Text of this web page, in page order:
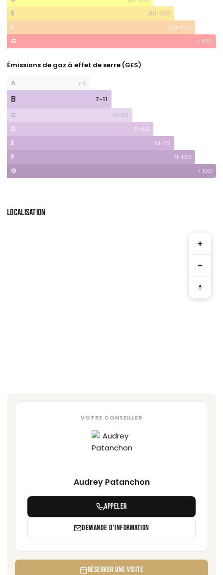
E 251-330
F 331-420
G > 420
Émissions de gaz à effet de serre (GES)
A
≤ 6
B 7-11
C 12-30
D 31-50
E 51-70
F 71-100
G > 100
LOCALISATION
VOTRE CONSEILLER
Audrey Patanchon
APPELER
DEMANDE D'INFORMATION
RÉSERVER UNE VISITE